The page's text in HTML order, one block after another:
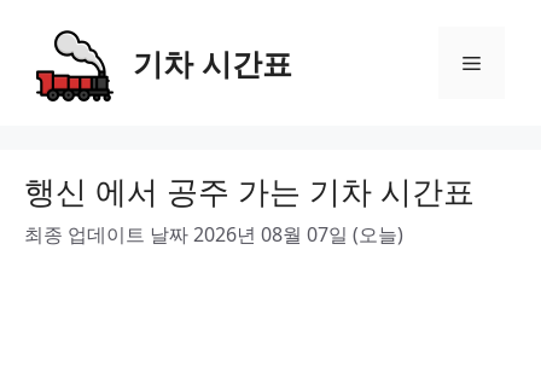
content
기차 시간표 Menu
행신 에서 공주 가는 기차 시간표
최종 업데이트 날짜 2026년 08월 07일 (오늘)